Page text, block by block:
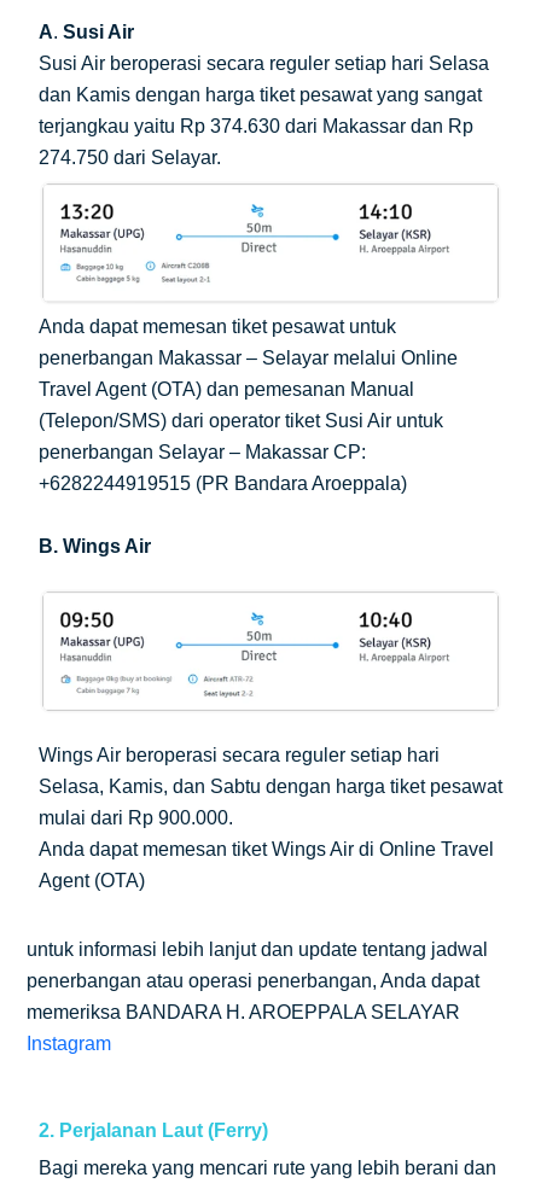
A. Susi Air
Susi Air beroperasi secara reguler setiap hari Selasa
dan Kamis dengan harga tiket pesawat yang sangat
terjangkau yaitu Rp 374.630 dari Makassar dan Rp
274.750 dari Selayar.
Anda dapat memesan tiket pesawat untuk
penerbangan Makassar – Selayar melalui Online
Travel Agent (OTA) dan pemesanan Manual
(Telepon/SMS) dari operator tiket Susi Air untuk
penerbangan Selayar – Makassar CP:
+6282244919515 (PR Bandara Aroeppala)
B. Wings Air
Wings Air beroperasi secara reguler setiap hari
Selasa, Kamis, dan Sabtu dengan harga tiket pesawat
mulai dari Rp 900.000.
Anda dapat memesan tiket Wings Air di Online Travel
Agent (OTA)
untuk informasi lebih lanjut dan update tentang jadwal
penerbangan atau operasi penerbangan, Anda dapat
memeriksa BANDARA H. AROEPPALA SELAYAR
Instagram
2. Perjalanan Laut (Ferry)
Bagi mereka yang mencari rute yang lebih berani dan